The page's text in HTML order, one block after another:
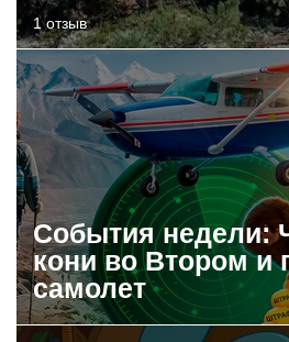
1 отзыв
События недели:
кони во Втором и
самолет